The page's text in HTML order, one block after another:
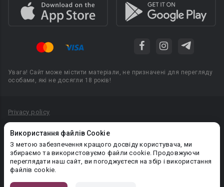
Використання файлів Cookie
З метою забезпечення кращого досвіду користувача, ми
збираємо та використовуємо файли cookie. Продовжуючи
переглядати наш сайт, ви погоджуєтеся на збір і використання
файлів cookie.
Увага! Сайт може містити матеріали, не призначені для перегляду
особами, які не досягли 18 років!
Privacy policy
Політика конфіденційності
Правила публікації авторського контенту
PR-вiддiл: pr@booknet.com